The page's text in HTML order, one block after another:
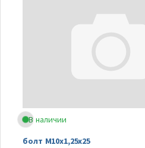
В наличии
болт М10х1,25х25